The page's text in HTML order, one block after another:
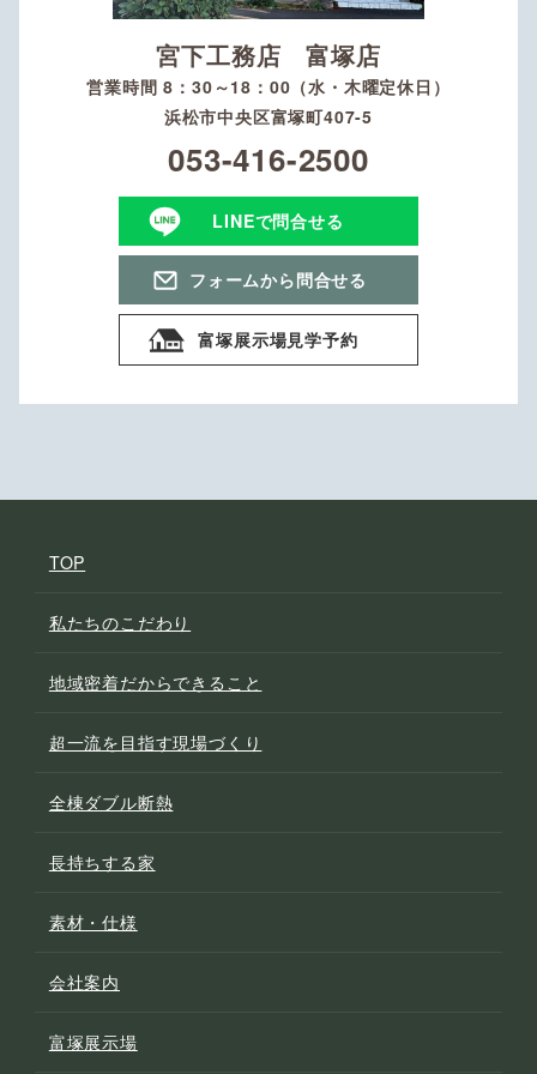
宮下工務店 富塚店
営業時間 8：30～18：00（水・木曜定休日）
浜松市中央区富塚町407-5
053-416-2500
LINEで問合せる
フォームから問合せる
富塚展示場見学予約
TOP
私たちのこだわり
地域密着だからできること
超一流を目指す現場づくり
全棟ダブル断熱
長持ちする家
素材・仕様
会社案内
富塚展示場